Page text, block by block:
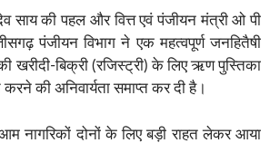
साय की पहल और वित्त एवं पंजीयन मंत्री ओ पी
पंजीयन विभाग ने एक महत्वपूर्ण जनहितैषी
खरीदी-बिक्री (रजिस्ट्री) के लिए ऋण पुस्तिका
की अनिवार्यता समाप्त कर दी है।
नागरिकों दोनों के लिए बड़ी राहत लेकर आया